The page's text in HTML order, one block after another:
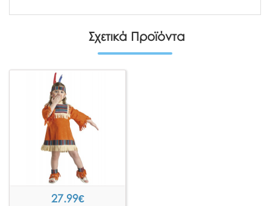
Σχετικά Προϊόντα
27.99€